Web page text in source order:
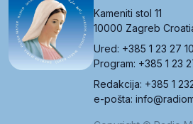
Kameniti stol 11
10000 Zagreb
Ured: +385 1 23 27
Program: +385 1 23
Redakcija: +385 1
e-pošta: